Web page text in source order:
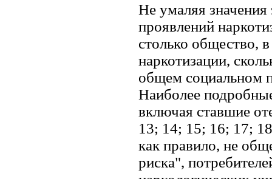
Не умаляя
проявлений
столько общество,
наркотизации,
общем социальном
Наиболее
включая ставшие
13; 14; 15; 16; 17;
как правило, не
риска",